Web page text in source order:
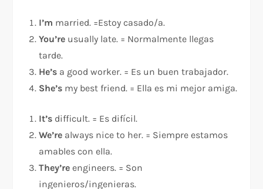
I’m married. =Estoy casado/a.
You’re usually late. = Normalmente llegas
tarde.
He’s a good worker. = Es un buen trabajador.
She’s my best friend. = Ella es mi mejor amiga.
It’s difficult. = Es difícil.
We’re always nice to her. = Siempre estamos
amables con ella.
They’re engineers. = Son
ingenieros/ingenieras.